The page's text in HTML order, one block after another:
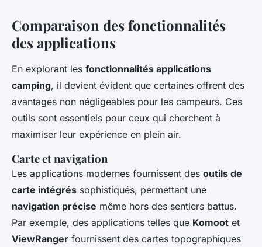
Comparaison des fonctionnalités
des applications
En explorant les fonctionnalités applications
camping, il devient évident que certaines offrent des
avantages non négligeables pour les campeurs. Ces
outils sont essentiels pour ceux qui cherchent à
maximiser leur expérience en plein air.
Carte et navigation
Les applications modernes fournissent des outils de
carte intégrés sophistiqués, permettant une
navigation précise même hors des sentiers battus.
Par exemple, des applications telles que Komoot et
ViewRanger fournissent des cartes topographiques